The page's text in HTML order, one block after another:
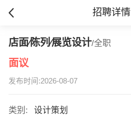
招聘详情
店面∕陈列∕展览设计/全职
面议
发布时间:2026-08-07
类别:
设计策划